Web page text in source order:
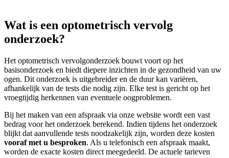
Wat is een optometrisch vervolg
onderzoek?
Het optometrisch vervolgonderzoek bouwt voort op het
basisonderzoek en biedt diepere inzichten in de gezondheid van uw
ogen. Dit onderzoek is uitgebreider en de duur kan variëren,
afhankelijk van de tests die nodig zijn. Elke test is gericht op het
vroegtijdig herkennen van eventuele oogproblemen.
Bij het maken van een afspraak via onze website wordt een vast
bedrag voor het onderzoek berekend. Indien tijdens het onderzoek
blijkt dat aanvullende tests noodzakelijk zijn, worden deze kosten
vooraf met u besproken. Als u telefonisch een afspraak maakt,
worden de exacte kosten direct meegedeeld. De actuele tarieven